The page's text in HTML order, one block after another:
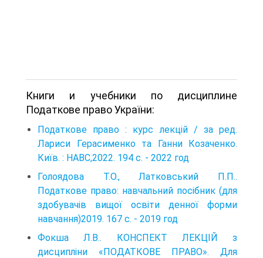
Книги и учебники по дисциплине
Податкове право України:
Податкове право : курс лекцій / за ред.
Лариси Герасименко та Ганни Козаченко.
Київ. : НАВС,2022. 194 с. - 2022 год
Голоядова Т.О., Латковський П.П..
Податкове право: навчальний посібник (для
здобувачів вищої освіти денної форми
навчання)2019. 167 с. - 2019 год
Фокша Л.В.. КОНСПЕКТ ЛЕКЦІЙ з
дисципліни «ПОДАТКОВЕ ПРАВО». Для